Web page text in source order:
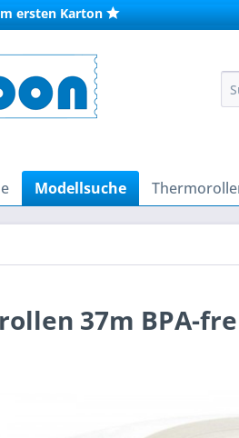
ersten Karton
Modellsuche
37m BPA-